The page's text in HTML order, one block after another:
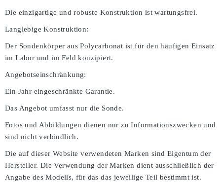
Die einzigartige und robuste Konstruktion ist wartungsfrei.
Langlebige Konstruktion:
Der Sondenkörper aus Polycarbonat ist für den häufigen Einsatz
im Labor und im Feld konzipiert.
Angebotseinschränkung:
Ein Jahr eingeschränkte Garantie.
Das Angebot umfasst nur die Sonde.
Fotos und Abbildungen dienen nur zu Informationszwecken und
sind nicht verbindlich.
Die auf dieser Website verwendeten Marken sind Eigentum der
Hersteller. Die Verwendung der Marken dient ausschließlich der
Angabe des Modells, für das das jeweilige Teil bestimmt ist.